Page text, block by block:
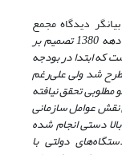
دیدگاه مجمع
در ایران از اوایل دهه 1380 تصمیم بر
که ابتدا در بودجه
شد ولی علی‌رغم
تحقق نیافته
عوامل سازمانی
دستی انجام شده
دولتی با